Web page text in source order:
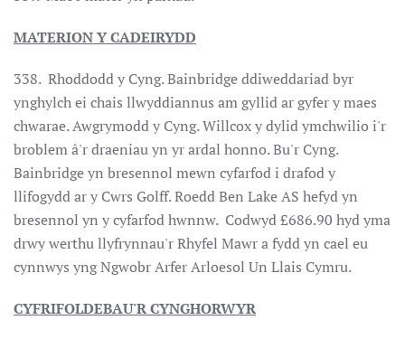
MATERION Y CADEIRYDD
338. Rhoddodd y Cyng. Bainbridge ddiweddariad byr
ynghylch ei chais llwyddiannus am gyllid ar gyfer y maes
chwarae. Awgrymodd y Cyng. Willcox y dylid ymchwilio i'r
broblem â'r draeniau yn yr ardal honno. Bu'r Cyng.
Bainbridge yn bresennol mewn cyfarfod i drafod y
llifogydd ar y Cwrs Golff. Roedd Ben Lake AS hefyd yn
bresennol yn y cyfarfod hwnnw. Codwyd £686.90 hyd yma
drwy werthu llyfrynnau'r Rhyfel Mawr a fydd yn cael eu
cynnwys yng Ngwobr Arfer Arloesol Un Llais Cymru.
CYFRIFOLDEBAU'R CYNGHORWYR